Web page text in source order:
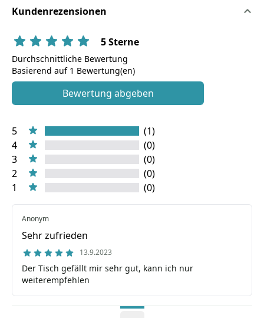
Kundenrezensionen
5 Sterne
Durchschnittliche Bewertung
Basierend auf 1 Bewertung(en)
Bewertung abgeben
5
(1)
4
(0)
3
(0)
2
(0)
1
(0)
Anonym
Sehr zufrieden
13.9.2023
Der Tisch gefällt mir sehr gut, kann ich nur
weiterempfehlen